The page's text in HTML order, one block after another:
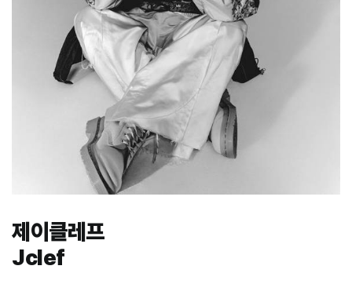
제이클레프
Jclef